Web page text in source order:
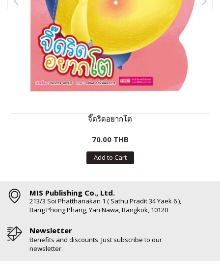
จิ๊ดริดอยากโต
70.00 THB
Add to Cart
MIS Publishing Co., Ltd.
213/3 Soi Phatthanakan 1 ( Sathu Pradit 34 Yaek 6 ),
Bang Phong Phang, Yan Nawa, Bangkok, 10120
Newsletter
Benefits and discounts. Just subscribe to our
newsletter.